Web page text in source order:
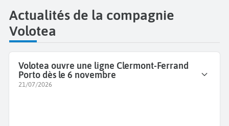
Actualités de la compagnie
Volotea
Volotea ouvre une ligne Clermont-Ferrand
Porto dès le 6 novembre
21/07/2026